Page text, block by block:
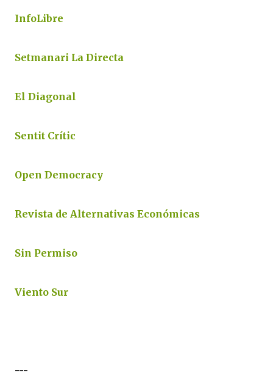
InfoLibre
Setmanari La Directa
El Diagonal
Sentit Crític
Open Democracy
Revista de Alternativas Económicas
Sin Permiso
Viento Sur
---